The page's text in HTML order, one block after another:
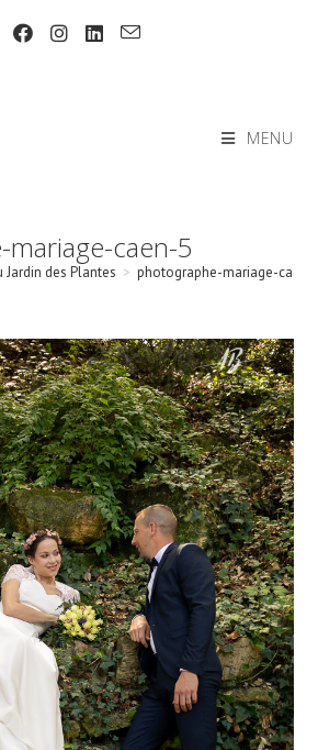
MENU
caen-5
Jardin des Plantes > photographe-mariage-caen-